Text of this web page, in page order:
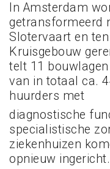
In Amsterdam
getransformeerd
Slotervaart en
Kruisgebouw
telt 11
van in totaal ca.
huurders met
diagnostische
specialistische
ziekenhuizen
opnieuw ingericht.